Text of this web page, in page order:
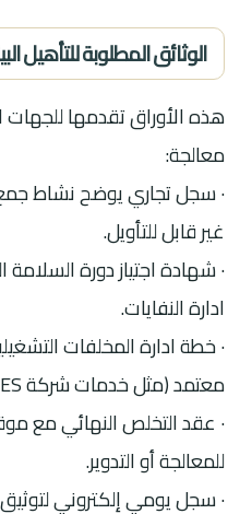
الوثائق المطلوبة للتأهيل
هذه الأوراق تقدمها للجهات
معالجة:
· سجل تجاري يوضح نشاط
غير قابل للتأويل.
· شهادة اجتياز دورة السلامة
ادارة النفايات.
· خطة ادارة المخلفات
معتمد (مثل خدمات شركة IES).
· عقد التخلص النهائي مع
للمعالجة أو التدوير.
· سجل يومي إلكتروني